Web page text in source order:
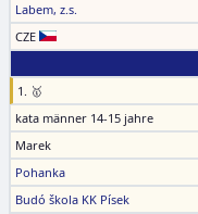
Labem, z.s.
CZE
1. 🥇
kata männer 14-15 jahre
Marek
Pohanka
Budó škola KK Písek